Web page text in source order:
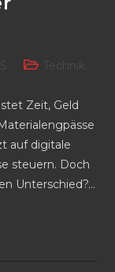
Beitrags-
Zeit, Geld
auf digitale
steuern. Doch
Unterschied?…